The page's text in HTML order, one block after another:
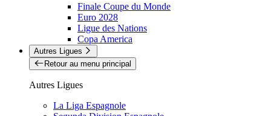
Finale Coupe du Monde
Euro 2028
Ligue des Nations
Copa America
Autres Ligues
Retour au menu principal
Autres Ligues
La Liga Espagnole